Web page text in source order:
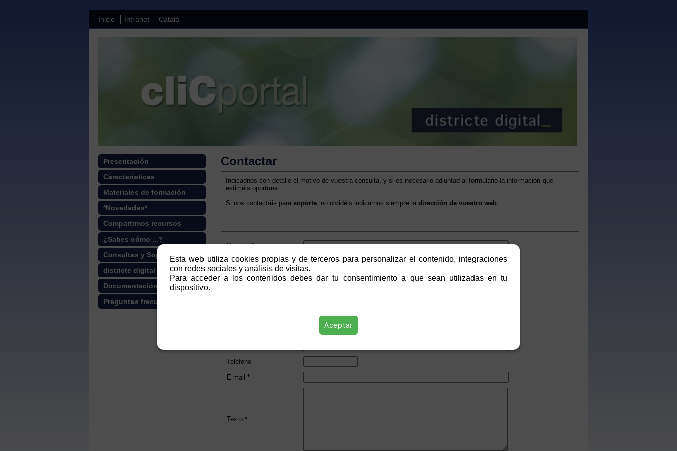
Inicio Intranet Català
Presentación
Características
Materiales de formación
*Novedades*
Compartimos recursos
¿Sabes cómo ...?
Consultas y Soporte
districte digital
Documentación
Preguntas frecuentes
Contactar
Indicadnos con detalle el motivo de vuestra consulta, y si es necesario adjuntad al formulario la información que
estiméis oportuna.
Si nos contactáis para soporte, no olvidéis indicarnos siempre la dirección de vuestro web.
Nombre *
Apellidos *
Organización
Teléfono
E-mail *
Texto *
Esta web utiliza cookies propias y de terceros para personalizar el contenido, integraciones
con redes sociales y análisis de visitas.
Para acceder a los contenidos debes dar tu consentimiento a que sean utilizadas en tu
dispositivo.
Aceptar